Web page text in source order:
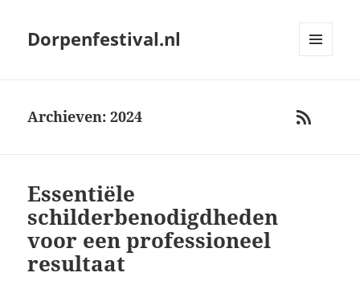
Dorpenfestival.nl
RSS
Archieven: 2024
Essentiële
schilderbenodigdheden
voor een professioneel
resultaat